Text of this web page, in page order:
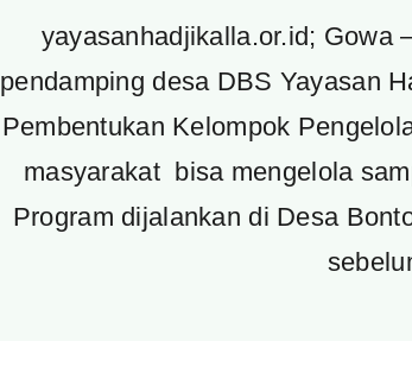
yayasanhadjikalla.or.id; Gowa
pendamping desa DBS Yayasan
Pembentukan Kelompok
masyarakat bisa mengelola
Program dijalankan di Desa